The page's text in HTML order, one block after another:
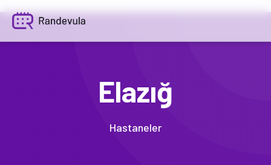
Elazığ
Hastaneler